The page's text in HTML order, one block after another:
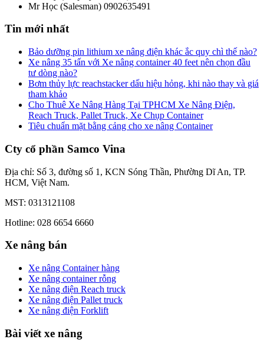
Mr Học (Salesman) 0902635491
Tin mới nhất
Bảo dưỡng pin lithium xe nâng điện khác ắc quy chì thế nào?
Xe nâng 35 tấn với Xe nâng container 40 feet nên chọn đầu
tư dòng nào?
Bơm thủy lực reachstacker dấu hiệu hỏng, khi nào thay và giá
tham khảo
Cho Thuê Xe Nâng Hàng Tại TPHCM Xe Nâng Điện,
Reach Truck, Pallet Truck, Xe Chụp Container
Tiêu chuẩn mặt bằng cảng cho xe nâng Container
Cty cổ phần Samco Vina
Địa chỉ: Số 3, đường số 1, KCN Sóng Thần, Phường Dĩ An, TP.
HCM, Việt Nam.
MST: 0313121108
Hotline: 028 6654 6660
Xe nâng bán
Xe nâng Container hàng
Xe nâng container rỗng
Xe nâng điện Reach truck
Xe nâng điện Pallet truck
Xe nâng điện Forklift
Bài viết xe nâng